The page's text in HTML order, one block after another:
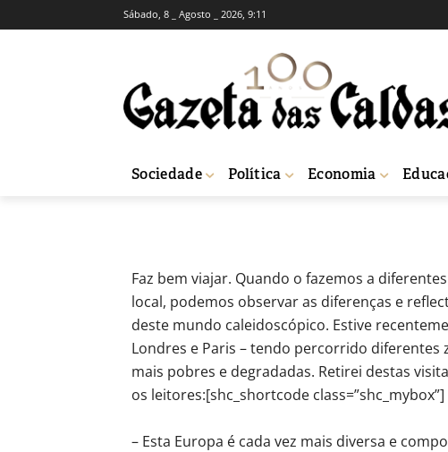
Sábado, 8 _ Agosto _ 2026, 9:11
Sociedade Política Economia
OPINIÃO RUBRICAS SEMANAIS
ANNUS
Jose Nascimento 736
Faz bem viajar. Quando o fazemos a
local, podemos observar as diferenças e
deste mundo caleidoscópico. Estive
Londres e Paris – tendo percorrido diferentes
mais pobres e degradadas. Retirei destas
os leitores:[shc_shortcode class=”shc_mybox”]
– Esta Europa é cada vez mais diversa e